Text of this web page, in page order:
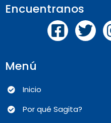
Encuentranos
Menú
Inicio
Por qué Sagita?